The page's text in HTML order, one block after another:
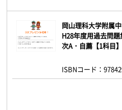
岡山理科大学附属
H28年度用過去問
次A・自薦【1科目
ISBNコード：